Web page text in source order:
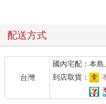
配送方式
台灣
國內宅配：本島
到店取貨：